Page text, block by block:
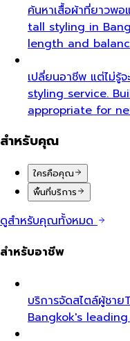
ค้นหาเสื้อผ้าที่ยาวพ
tall styling in
length and
เปลี่ยนอาชีพ แต่ไม่รู้
styling service.
appropriate for
สำหรับคุณ
ใครคือคุณ
พื้นที่บริการ
ดูสำหรับคุณทั้งหมด
สำหรับอาชีพ
บริการจัดสไตล์ผู้ชาย
Bangkok's